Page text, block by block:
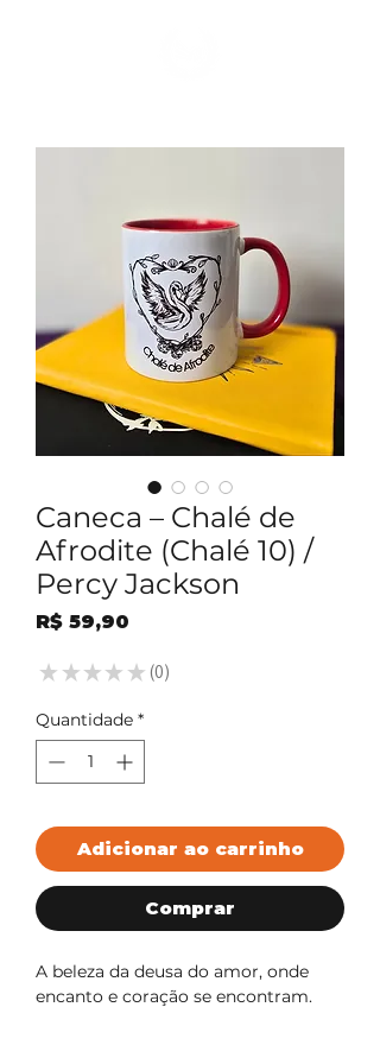
Caneca – Chalé de
Afrodite (Chalé 10) /
Percy Jackson
R$ 59,90
★ ★ ★ ★ ★ 0
0
Quantidade *
Adicionar ao carrinho
Comprar
A beleza da deusa do amor, onde
encanto e coração se encontram.